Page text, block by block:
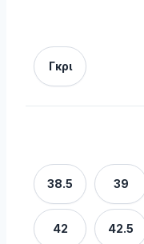
Γκρι
38.5 39
42 42.5